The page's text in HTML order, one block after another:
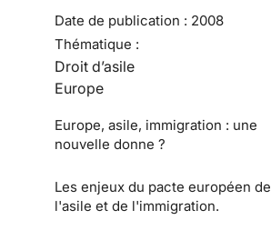
Date de publication : 2008
Thématique :
Droit d’asile
Europe
Europe, asile, immigration : une
nouvelle donne ?
Les enjeux du pacte européen de
l'asile et de l'immigration.